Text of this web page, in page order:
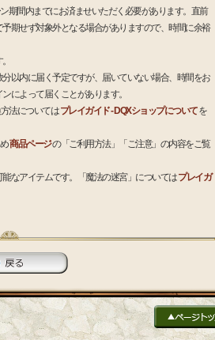
期間内までにお済ませいただく必要があります。直前
期せず対象外となる場合がありますので、時間に余裕
以内に届く予定ですが、届いていない場合、時間をお
によって届くことがあります。
法についてはプレイガイド - DQXショップについてを
商品ページの「ご利用方法」「ご注意」の内容をご覧
なアイテムです。「魔法の迷宮」についてはプレイガ